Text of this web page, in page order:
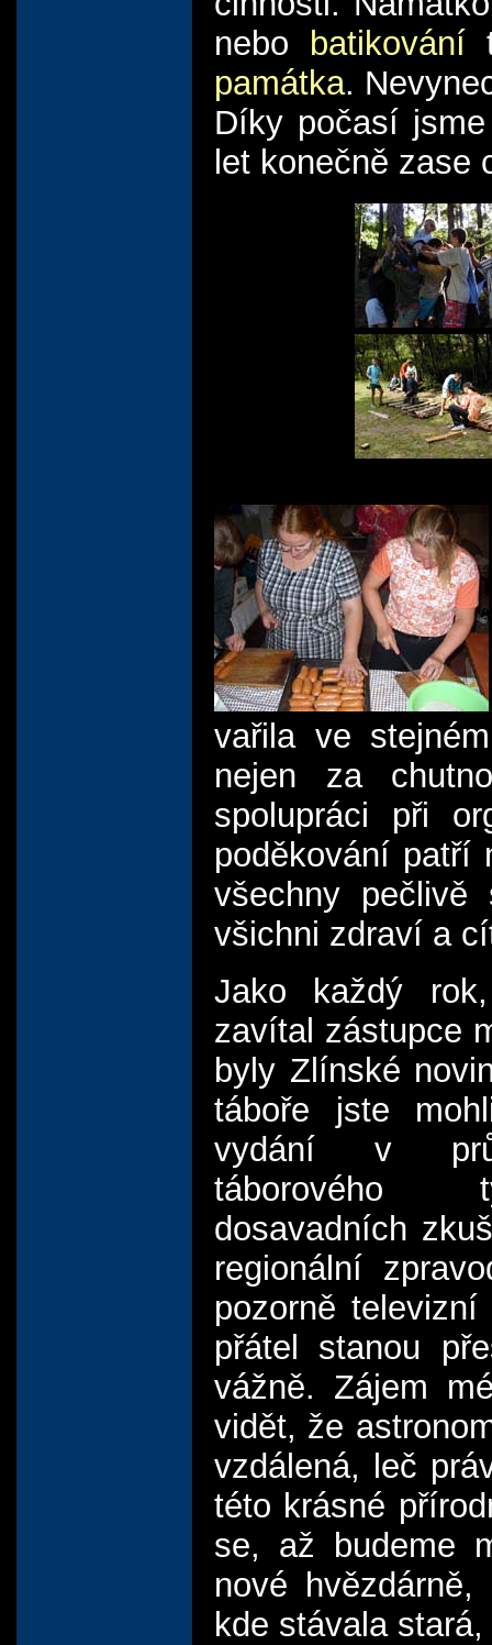
nebo
batikování
památka.
Díky počasí
let konečně zase
vařila ve
nejen za
spolupráci při
poděkování
všechny
všichni zdraví a
Jako každý
zavítal zástupce
byly Zlínské
táboře jste
vydání v
táborového
dosavadních
regionální
pozorně
přátel stanou
vážně. Zájem
vidět, že
vzdálená, leč
této krásné
se, až budeme
nové
kde stávala